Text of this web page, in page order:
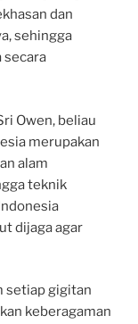
dan
sehingga
secara
Owen, beliau
merupakan
alam
teknik
dijaga agar
setiap gigitan
keberagaman